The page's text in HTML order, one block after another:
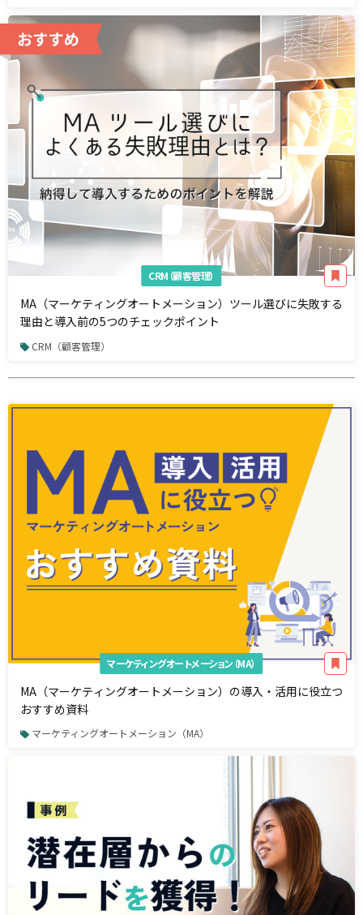
CRM（顧客管理）
MA（マーケティングオートメーション）ツール選びに失敗する
理由と導入前の5つのチェックポイント
CRM（顧客管理）
マーケティングオートメーション（MA）
MA（マーケティングオートメーション）の導入・活用に役立つ
おすすめ資料
マーケティングオートメーション（MA）